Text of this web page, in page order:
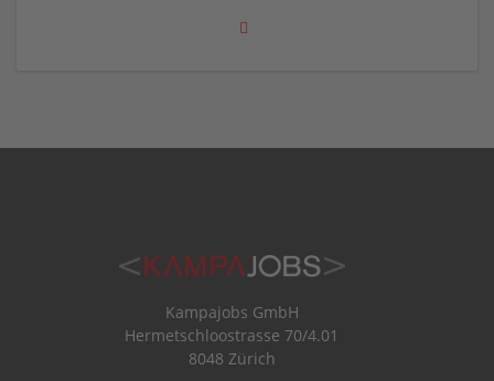
Kampajobs GmbH
Hermetschloostrasse 70/4.01
8048 Zürich